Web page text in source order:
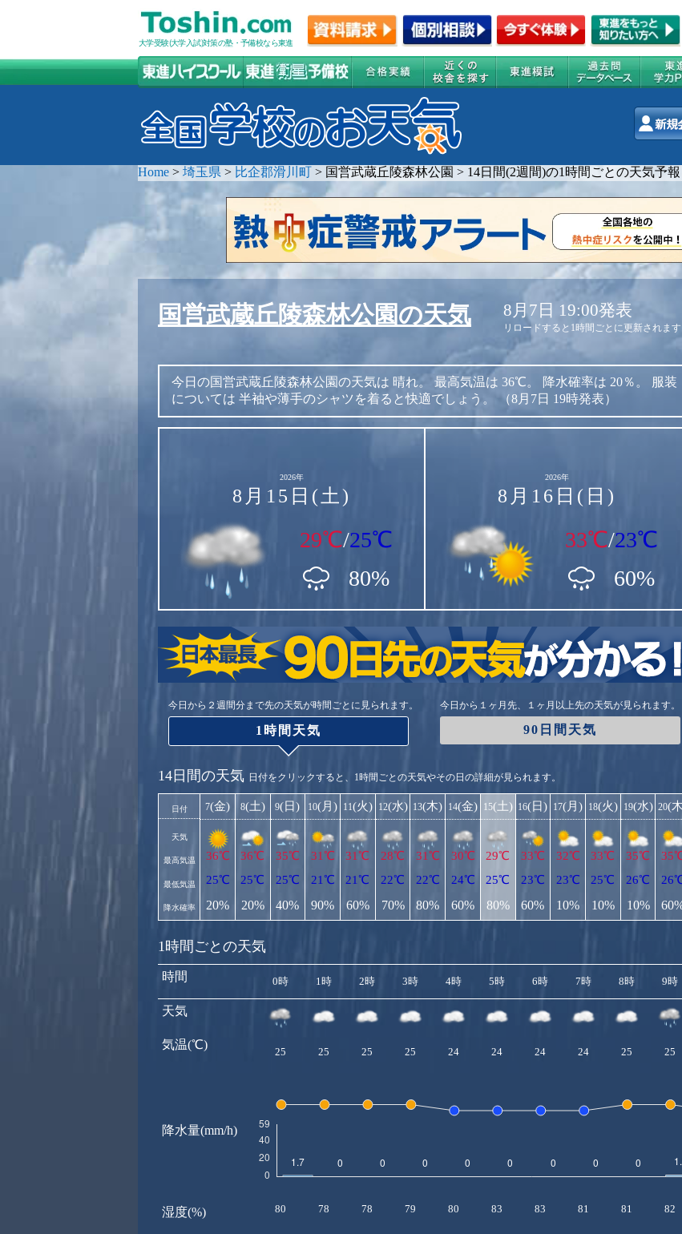
大学受験(大学入試)対策の塾・予備校なら東進
Home > 埼玉県 > 比企郡滑川町 > 国営武蔵丘陵森林公園 > 14日間(2週間)の1時間ごとの天気予報
国営武蔵丘陵森林公園の天気 8月7日 19:00発表
リロードすると1時間ごとに更新されます
今日の国営武蔵丘陵森林公園の天気は 晴れ。 最高気温は 36℃。 降水確率は 20％。
服装
については 半袖や薄手のシャツを着ると快適でしょう。 （8月7日 19時発表）
2026年
8月15日(土)
29℃/25℃
80%
2026年
8月16日(日)
33℃/23℃
60%
今日から２週間分まで先の天気が時間ごとに見られます。
1時間天気
今日から１ヶ月先、１ヶ月以上先の天気が見られます。
90日間天気
14日間の天気 日付をクリックすると、1時間ごとの天気やその日の詳細が見られます。
日付
天気
最高気温
最低気温
降水確率
7(金)
36℃
25℃
20%
8(土)
36℃
25℃
20%
9(日)
35℃
25℃
40%
10(月)
31℃
21℃
90%
11(火)
31℃
21℃
60%
12(水)
28℃
22℃
70%
13(木)
31℃
22℃
80%
14(金)
30℃
24℃
60%
15(土)
29℃
25℃
80%
16(日)
33℃
23℃
60%
17(月)
32℃
23℃
10%
18(火)
33℃
25℃
10%
19(水)
35℃
26℃
10%
20(
1時間ごとの天気
時間
天気
気温(℃)
降水量(mm/h)
湿度(%)
0時 1時 2時 3時 4時 5時 6時 7時 8時 9時
25 25 25 25 24 24 24 24 25 25
80 78 78 79 80 83 83 81 81 82